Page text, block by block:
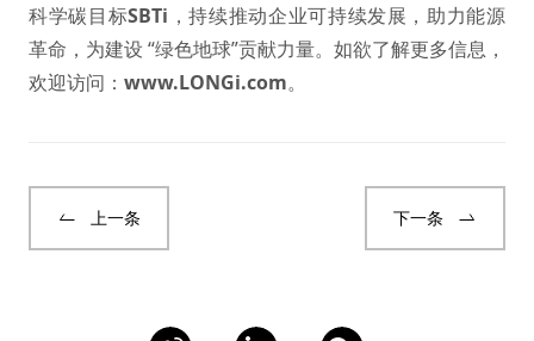
科学碳目标SBTi ，持续推动企业可持续发展，助力能源
革命，为建设 “绿色地球”贡献力量。如欲了解更多信息，
欢迎访问： www.LONGi.com。
上一条 下一条